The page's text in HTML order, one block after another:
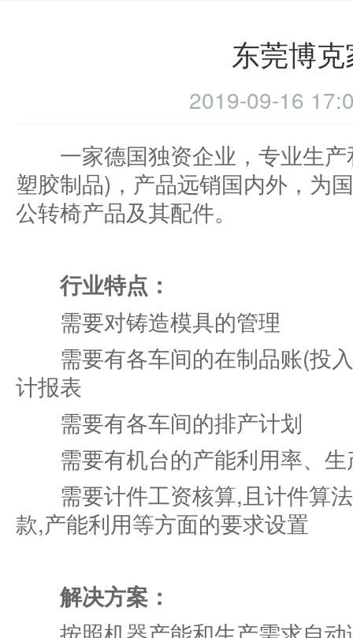
东莞博
2019-09-16
一家德国独资企业，专业
塑胶制品)，产品远销国内外，为
公转椅产品及其配件。
行业特点：
需要对铸造模具的管理
需要有各车间的在制品账(投入
计报表
需要有各车间的排产计划
需要有机台的产能利用率、生
需要计件工资核算,且计件算法
款,产能利用等方面的要求设置
解决方案：